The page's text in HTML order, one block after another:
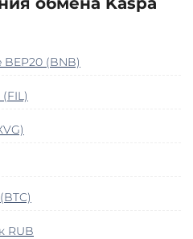
BEP20 (BNB)
RUB